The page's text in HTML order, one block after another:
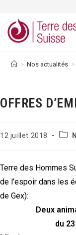
content
> Nos actualités >
OFFRES
Publication
12 juillet 2018
Post
Terre des Hommes
de l’espoir dans les
de Gex):
Deux
du